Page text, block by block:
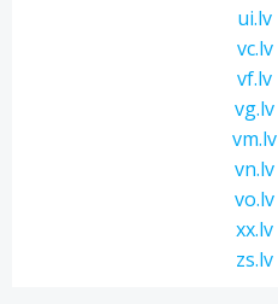
ui.lv
vc.lv
vf.lv
vg.lv
vm.lv
vn.lv
vo.lv
xx.lv
zs.lv